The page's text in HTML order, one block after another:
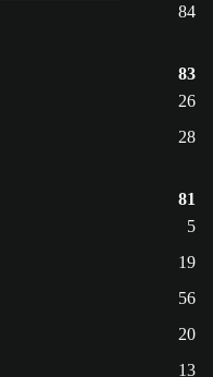
84
83
26
28
81
5
19
56
20
13